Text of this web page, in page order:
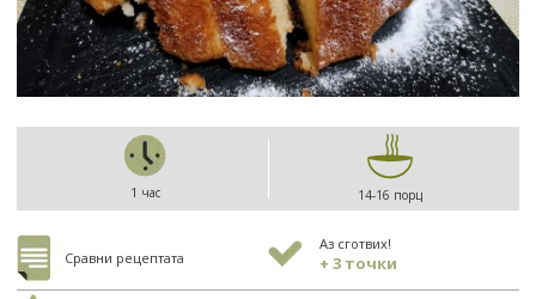
1 час 14-16 порц
Сравни рецептата
Аз сготвих!
+ 3 точки